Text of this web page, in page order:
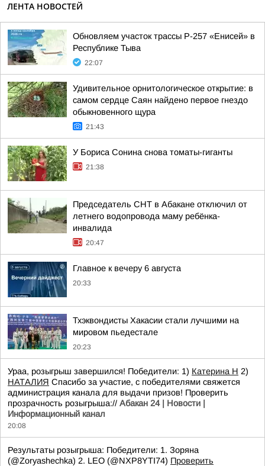
ЛЕНТА НОВОСТЕЙ
Обновляем участок трассы Р-257 «Енисей» в
Республике Тыва
22:07
Удивительное орнитологическое открытие: в
самом сердце Саян найдено первое гнездо
обыкновенного щура
21:43
У Бориса Сонина снова томаты-гиганты
21:38
Председатель СНТ в Абакане отключил от
летнего водопровода маму ребёнка-
инвалида
20:47
Главное к вечеру 6 августа
20:33
Тхэквондисты Хакасии стали лучшими на
мировом пьедестале
20:23
Ураа, розыгрыш завершился! Победители: 1) Катерина Н 2)
НАТАЛИЯ Спасибо за участие, с победителями свяжется
администрация канала для выдачи призов! Проверить
прозрачность розыгрыша:// Абакан 24 | Новости |
Информационный канал
20:08
Результаты розыгрыша: Победители: 1. Зоряна
(@Zoryashechka) 2. LEO (@NXP8YTI74) Проверить